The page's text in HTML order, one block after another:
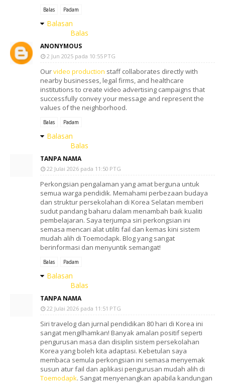
Balas Padam
Balasan
Balas
ANONYMOUS
2 Jun 2025 pada 10:55 PTG
Ourvideo production staff collaborates directly with
nearby businesses, legal firms, and healthcare
institutions to create video advertising campaigns that
successfully convey your message and represent the
values of the neighborhood.
Balas Padam
Balasan
Balas
TANPA NAMA
22 Julai 2026 pada 11:50 PTG
Perkongsian pengalaman yang amat berguna untuk
semua warga pendidik. Memahami perbezaan budaya
dan struktur persekolahan di Korea Selatan memberi
sudut pandang baharu dalam menambah baik kualiti
pembelajaran. Saya terjumpa siri perkongsian ini
semasa mencari alat utiliti fail dan kemas kini sistem
mudah alih di Toemodapk. Blog yang sangat
berinformasi dan menyuntik semangat!
Balas Padam
Balasan
Balas
TANPA NAMA
22 Julai 2026 pada 11:51 PTG
Siri travelog dan jurnal pendidikan 80 hari di Korea ini
sangat mengilhamkan! Banyak amalan positif seperti
pengurusan masa dan disiplin sistem persekolahan
Korea yang boleh kita adaptasi. Kebetulan saya
membaca semula perkongsian ini semasa menyemak
susun atur fail dan aplikasi pengurusan mudah alih di
Toemodapk. Sangat menyenangkan apabila kandungan